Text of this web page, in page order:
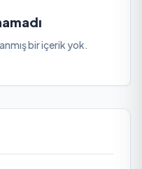
bir içerik yok.